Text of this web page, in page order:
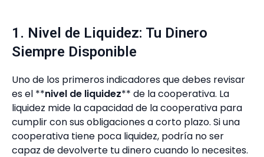
1. Nivel de Liquidez: Tu Dinero
Siempre Disponible
Uno de los primeros indicadores que debes revisar
es el **nivel de liquidez** de la cooperativa. La
liquidez mide la capacidad de la cooperativa para
cumplir con sus obligaciones a corto plazo. Si una
cooperativa tiene poca liquidez, podría no ser
capaz de devolverte tu dinero cuando lo necesites.